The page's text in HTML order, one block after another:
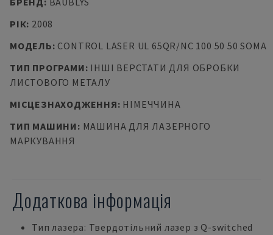
РІК: 2008
МОДЕЛЬ: CONTROL LASER UL 65QR/NC 100 50 50 SOMA
ТИП ПРОГРАМИ: ІНШІ ВЕРСТАТИ ДЛЯ ОБРОБКИ
ЛИСТОВОГО МЕТАЛУ
МІСЦЕЗНАХОДЖЕННЯ: НІМЕЧЧИНА
ТИП МАШИНИ: МАШИНА ДЛЯ ЛАЗЕРНОГО
МАРКУВАННЯ
Додаткова інформація
Тип лазера: Твердотільний лазер з Q-switched